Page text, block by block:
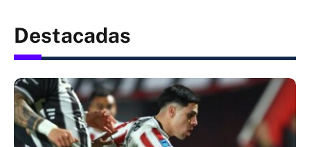
Destacadas